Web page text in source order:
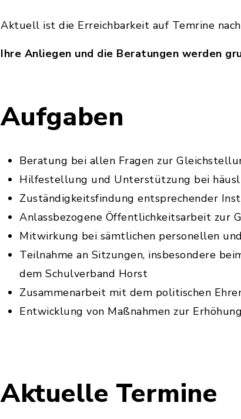
Aktuell ist die Erreichbarkeit auf Temrine
Ihre Anliegen und die Beratungen werden
Aufgaben
Beratung bei allen Fragen zur
Hilfestellung und Unterstützung bei
Zuständigkeitsfindung entsprechender
Anlassbezogene Öffentlichkeitsarbeit zur
Mitwirkung bei sämtlichen personellen
Teilnahme an Sitzungen, insbesondere
dem Schulverband Horst
Zusammenarbeit mit dem politischen
Entwicklung von Maßnahmen zur
Aktuelle Termine